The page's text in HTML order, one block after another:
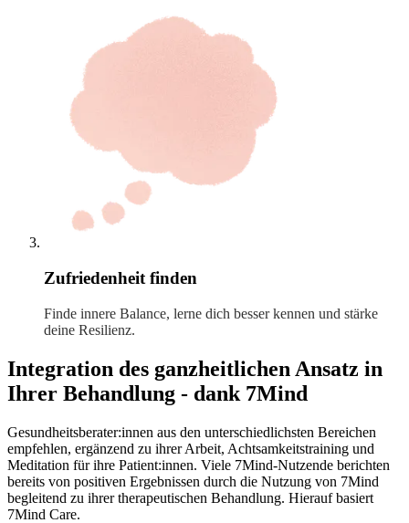
Zufriedenheit finden
Finde innere Balance, lerne dich besser kennen und stärke
deine Resilienz.
Integration des ganzheitlichen Ansatz in
Ihrer Behandlung - dank 7Mind
Gesundheitsberater:innen aus den unterschiedlichsten Bereichen
empfehlen, ergänzend zu ihrer Arbeit, Achtsamkeitstraining und
Meditation für ihre Patient:innen. Viele 7Mind-Nutzende berichten
bereits von positiven Ergebnissen durch die Nutzung von 7Mind
begleitend zu ihrer therapeutischen Behandlung. Hierauf basiert
7Mind Care.